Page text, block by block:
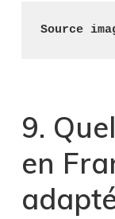
Source
9.
en